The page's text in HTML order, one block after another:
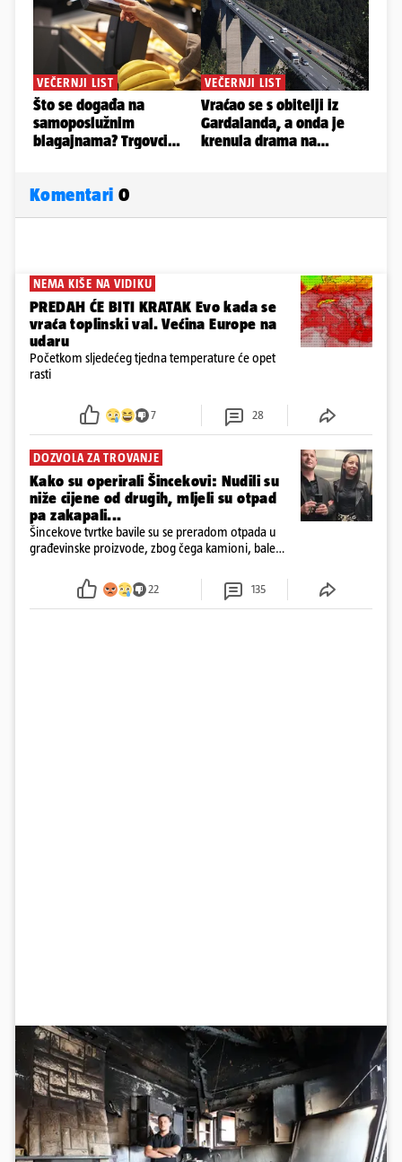
Komentari 0
NEMA KIŠE NA VIDIKU
PREDAH ĆE BITI KRATAK Evo kada se
vraća toplinski val. Većina Europe na
udaru
Početkom sljedećeg tjedna temperature će opet
rasti
7 28
DOZVOLA ZA TROVANJE
Kako su operirali Šincekovi: Nudili su
niže cijene od drugih, mljeli su otpad
pa zakapali...
Šincekove tvrtke bavile su se preradom otpada u
građevinske proizvode, zbog čega kamioni, bale
22 135